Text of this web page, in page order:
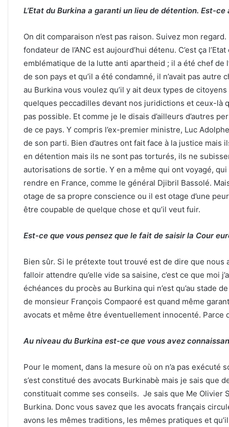
L’Etat du Burkina a garanti un lieu de détention. Est-ce
On dit comparaison n’est pas raison. Suivez mon
fondateur de l’ANC est aujourd’hui détenu. C’est ça
emblématique de la lutte anti apartheid ; il a été chef de
de son pays et qu’il a été condamné, il n’avait pas
au Burkina vous voulez qu’il y ait deux types de
quelques peccadilles devant nos juridictions et ceux-là
pas possible. Et comme je le disais d’ailleurs d’autres
de ce pays. Y compris l’ex-premier ministre, Luc
de son parti. Bien d’autres ont fait face à la justice mais
en détention mais ils ne sont pas torturés, ils ne
autorisations de sortie. Y en a même qui ont voyagé,
rendre en France, comme le général Djibril Bassolé.
otage de sa propre conscience ou il est otage d’une
être coupable de quelque chose et qu’il veut fuir.
Est-ce que vous pensez que le fait de saisir la Cour
Bien sûr. Si le prétexte tout trouvé est de dire que nous
falloir attendre qu’elle vide sa saisine, c’est ce que moi
échéances du procès au Burkina qui n’est qu’au stade
de monsieur François Compaoré est quand même
avocats et même être éventuellement innocenté. Parce
Au niveau du Burkina est-ce que vous avez
Pour le moment, dans la mesure où on n’a pas exécuté
s’est constitué des avocats Burkinabè mais je sais que
constituait comme ses conseils. Je sais que Me Olivier
Burkina. Donc vous savez que les avocats français
avons les mêmes traditions, les mêmes pratiques et